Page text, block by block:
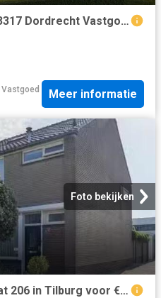
Woning te koop: Camelia 3317 Dordrecht Vastgoed Nederland
Vastgoed
Meer informatie
Foto bekijken
Huis te koop Oerlesestraat 206 in Tilburg voor € 375.000